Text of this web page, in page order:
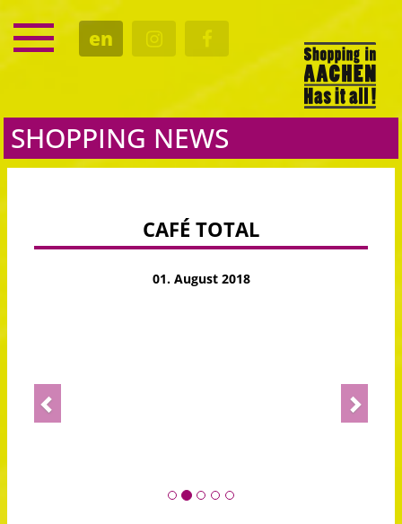
en
SERVICE
DATES
SHOPPING NEWS
CAFÉ TOTAL
01. August 2018
Previous Next